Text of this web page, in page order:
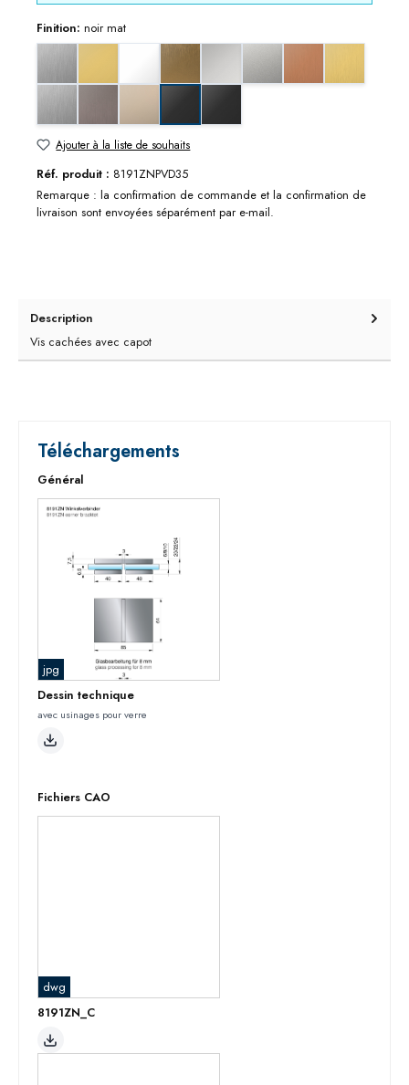
Finition: noir mat
Edelstahloptik (ZN22)
blanc mat bronze doré brossé
chromé brillantchromé mat
Ajouter à la liste de souhaits
Réf. produit : 8191ZNPVD35
Remarque : la confirmation de commande et la confirmation de
livraison sont envoyées séparément par e-mail.
Description
Vis cachées avec capot
Téléchargements
Général
jpg
Dessin technique
avec usinages pour verre
Fichiers CAO
dwg
8191ZN_C